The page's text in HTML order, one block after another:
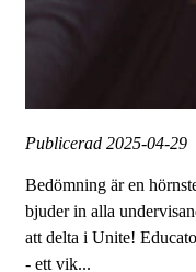
Publicerad 2025-04-29
Bedömning är en
bjuder in alla
att delta i Unite!
- ett vik...